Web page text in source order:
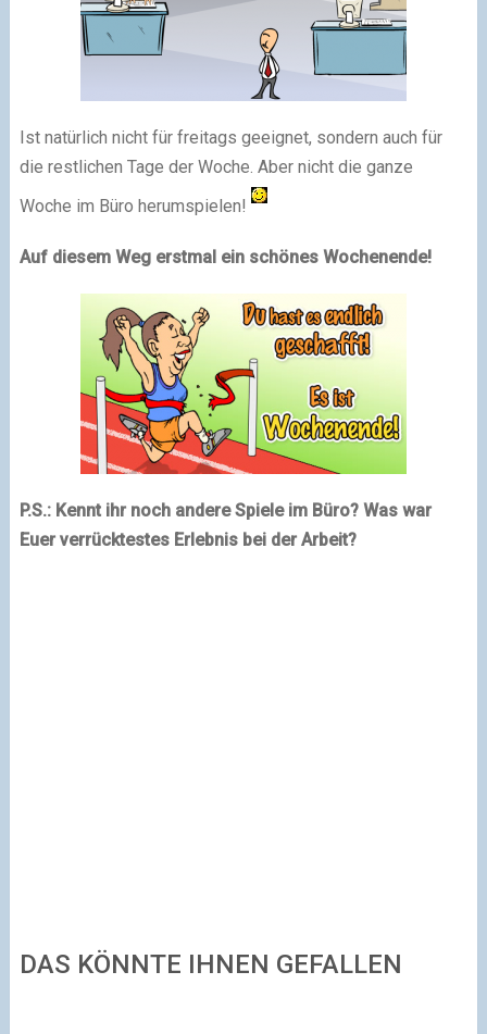
Ist natürlich nicht für freitags geeignet, sondern auch für
die restlichen Tage der Woche. Aber nicht die ganze
Woche im Büro herumspielen!
Auf diesem Weg erstmal ein schönes Wochenende!
P.S.: Kennt ihr noch andere Spiele im Büro? Was war
Euer verrücktestes Erlebnis bei der Arbeit?
DAS KÖNNTE IHNEN GEFALLEN